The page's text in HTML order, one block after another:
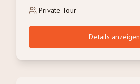
Private Tour
Details anzeigen